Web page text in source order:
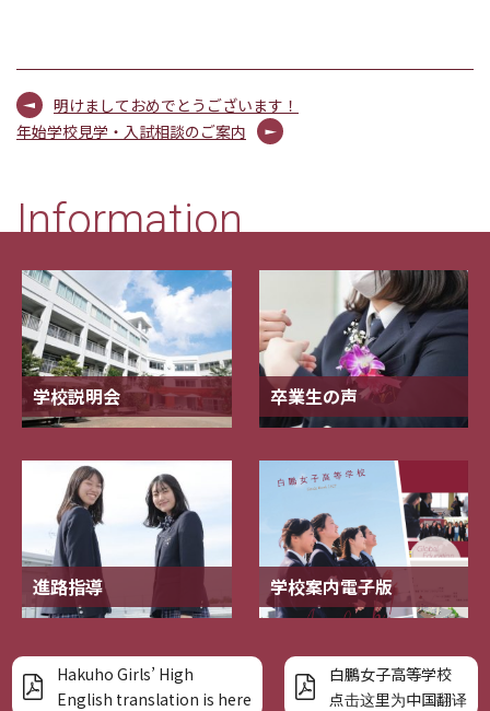
明けましておめでとうございます！
年始学校見学・入試相談のご案内
Information
学校説明会 卒業生の声
進路指導 学校案内電子版
Hakuho Girls’ High
English translation is here
白鵬女子高等学校
点击这里为中国翻译